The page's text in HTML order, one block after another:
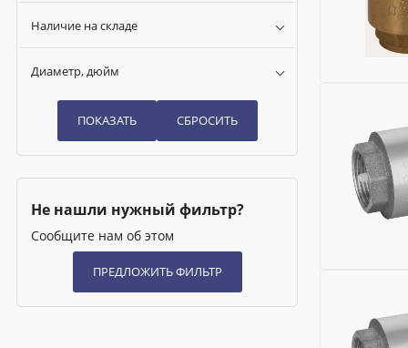
Наличие на складе
Диаметр, дюйм
Не нашли нужный фильтр?
Сообщите нам об этом
Глубина
Область
Диаметр,
Глубина
Диаметр,